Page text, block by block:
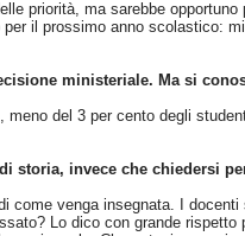
priorità, ma sarebbe opportuno
il prossimo anno scolastico:
ministeriale. Ma si
del 3 per cento degli
storia, invece che chiedersi
come venga insegnata. I docenti
Lo dico con grande rispetto